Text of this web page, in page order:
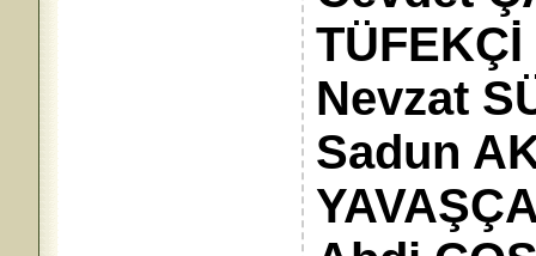
Nevzat
Sadun